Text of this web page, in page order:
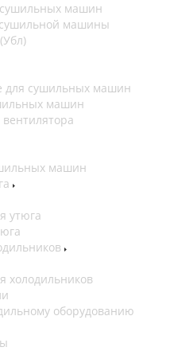
машин
машины
для сушильных машин
машин
машин
утюга
холодильников
оборудованию